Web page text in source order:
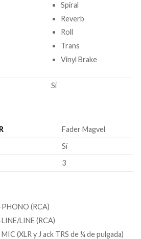
Spiral
Reverb
Roll
Trans
Vinyl Brake
Sí
Fader Magvel
Sí
3
PHONO (RCA)
LINE/LINE (RCA)
MIC (XLR y J ack TRS de ¼ de pulgada)